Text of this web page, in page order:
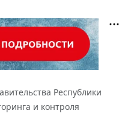
Республики
и контроля